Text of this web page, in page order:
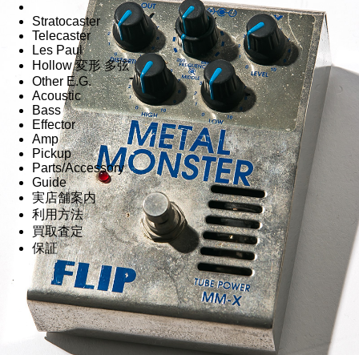
Stratocaster
Telecaster
Les Paul
Hollow 変形 多弦
Other E.G.
Acoustic
Bass
Effector
Amp
Pickup
Parts/Accessory
Guide
実店舗案内
利用方法
買取査定
保証